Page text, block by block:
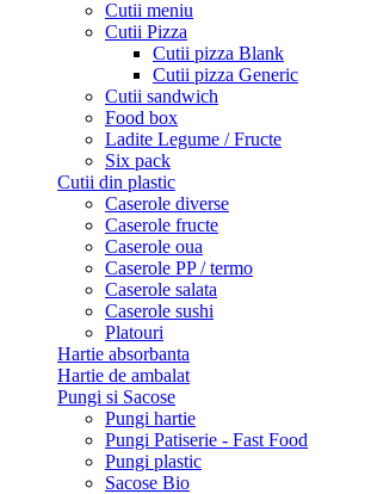
Cutii meniu
Cutii Pizza
Cutii pizza Blank
Cutii pizza Generic
Cutii sandwich
Food box
Ladite Legume / Fructe
Six pack
Cutii din plastic
Caserole diverse
Caserole fructe
Caserole oua
Caserole PP / termo
Caserole salata
Caserole sushi
Platouri
Hartie absorbanta
Hartie de ambalat
Pungi si Sacose
Pungi hartie
Pungi Patiserie - Fast Food
Pungi plastic
Sacose Bio